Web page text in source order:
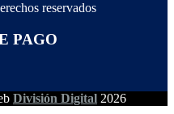
reservados
PAGO
División Digital 2026